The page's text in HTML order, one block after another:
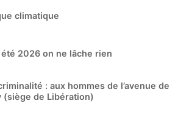
climatique
été 2026 on ne lâche rien
: aux hommes de l’avenue de
(siège de Libération)